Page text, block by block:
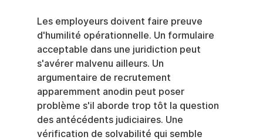
Les employeurs doivent faire preuve
d'humilité opérationnelle. Un formulaire
acceptable dans une juridiction peut
s'avérer malvenu ailleurs. Un
argumentaire de recrutement
apparemment anodin peut poser
problème s'il aborde trop tôt la question
des antécédents judiciaires. Une
vérification de solvabilité qui semble